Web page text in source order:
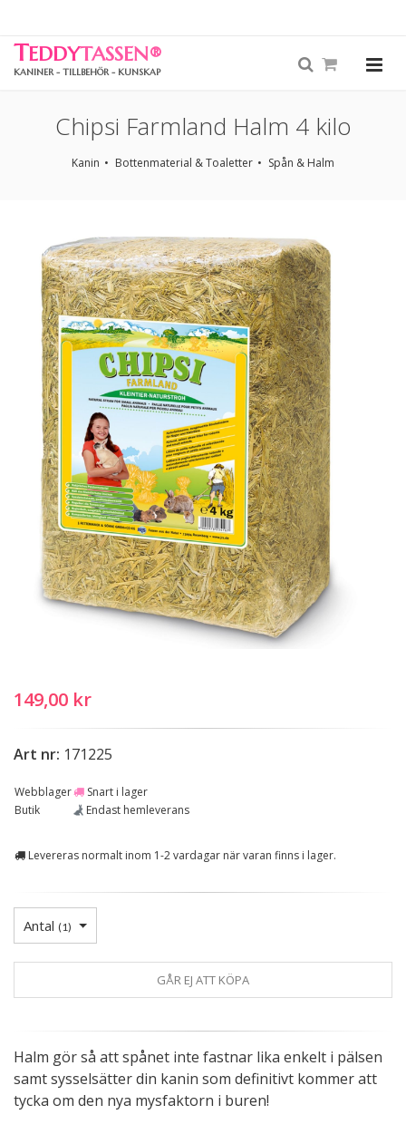
TEDDYTASSEN®
KANINER - TILLBEHÖR - KUNSKAP
Chipsi Farmland Halm 4 kilo
Kanin Bottenmaterial & Toaletter Spån & Halm
149,00 kr
Art nr: 171225
Webblager
Snart i lager
Butik
Endast hemleverans
Levereras normalt inom 1-2 vardagar när varan finns i lager.
Antal (1)
GÅR EJ ATT KÖPA
Halm gör så att spånet inte fastnar lika enkelt i pälsen
samt sysselsätter din kanin som definitivt kommer att
tycka om den nya mysfaktorn i buren!